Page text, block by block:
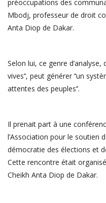
préoccupations des
Mbodj, professeur de droit
Anta Diop de Dakar.
Selon lui, ce genre d’analyse,
vives’’, peut générer ‘’un
attentes des peuples’’.
Il prenait part à une
l’Association pour le soutien
démocratie des élections et
Cette rencontre était
Cheikh Anta Diop de Dakar.